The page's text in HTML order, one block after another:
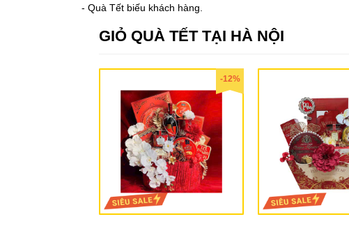
- Quà Tết biếu khách hàng.
GIỎ QUÀ TẾT TẠI HÀ NỘI
-12%